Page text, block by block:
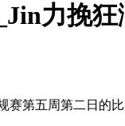
力挽
赛第五周第二日的